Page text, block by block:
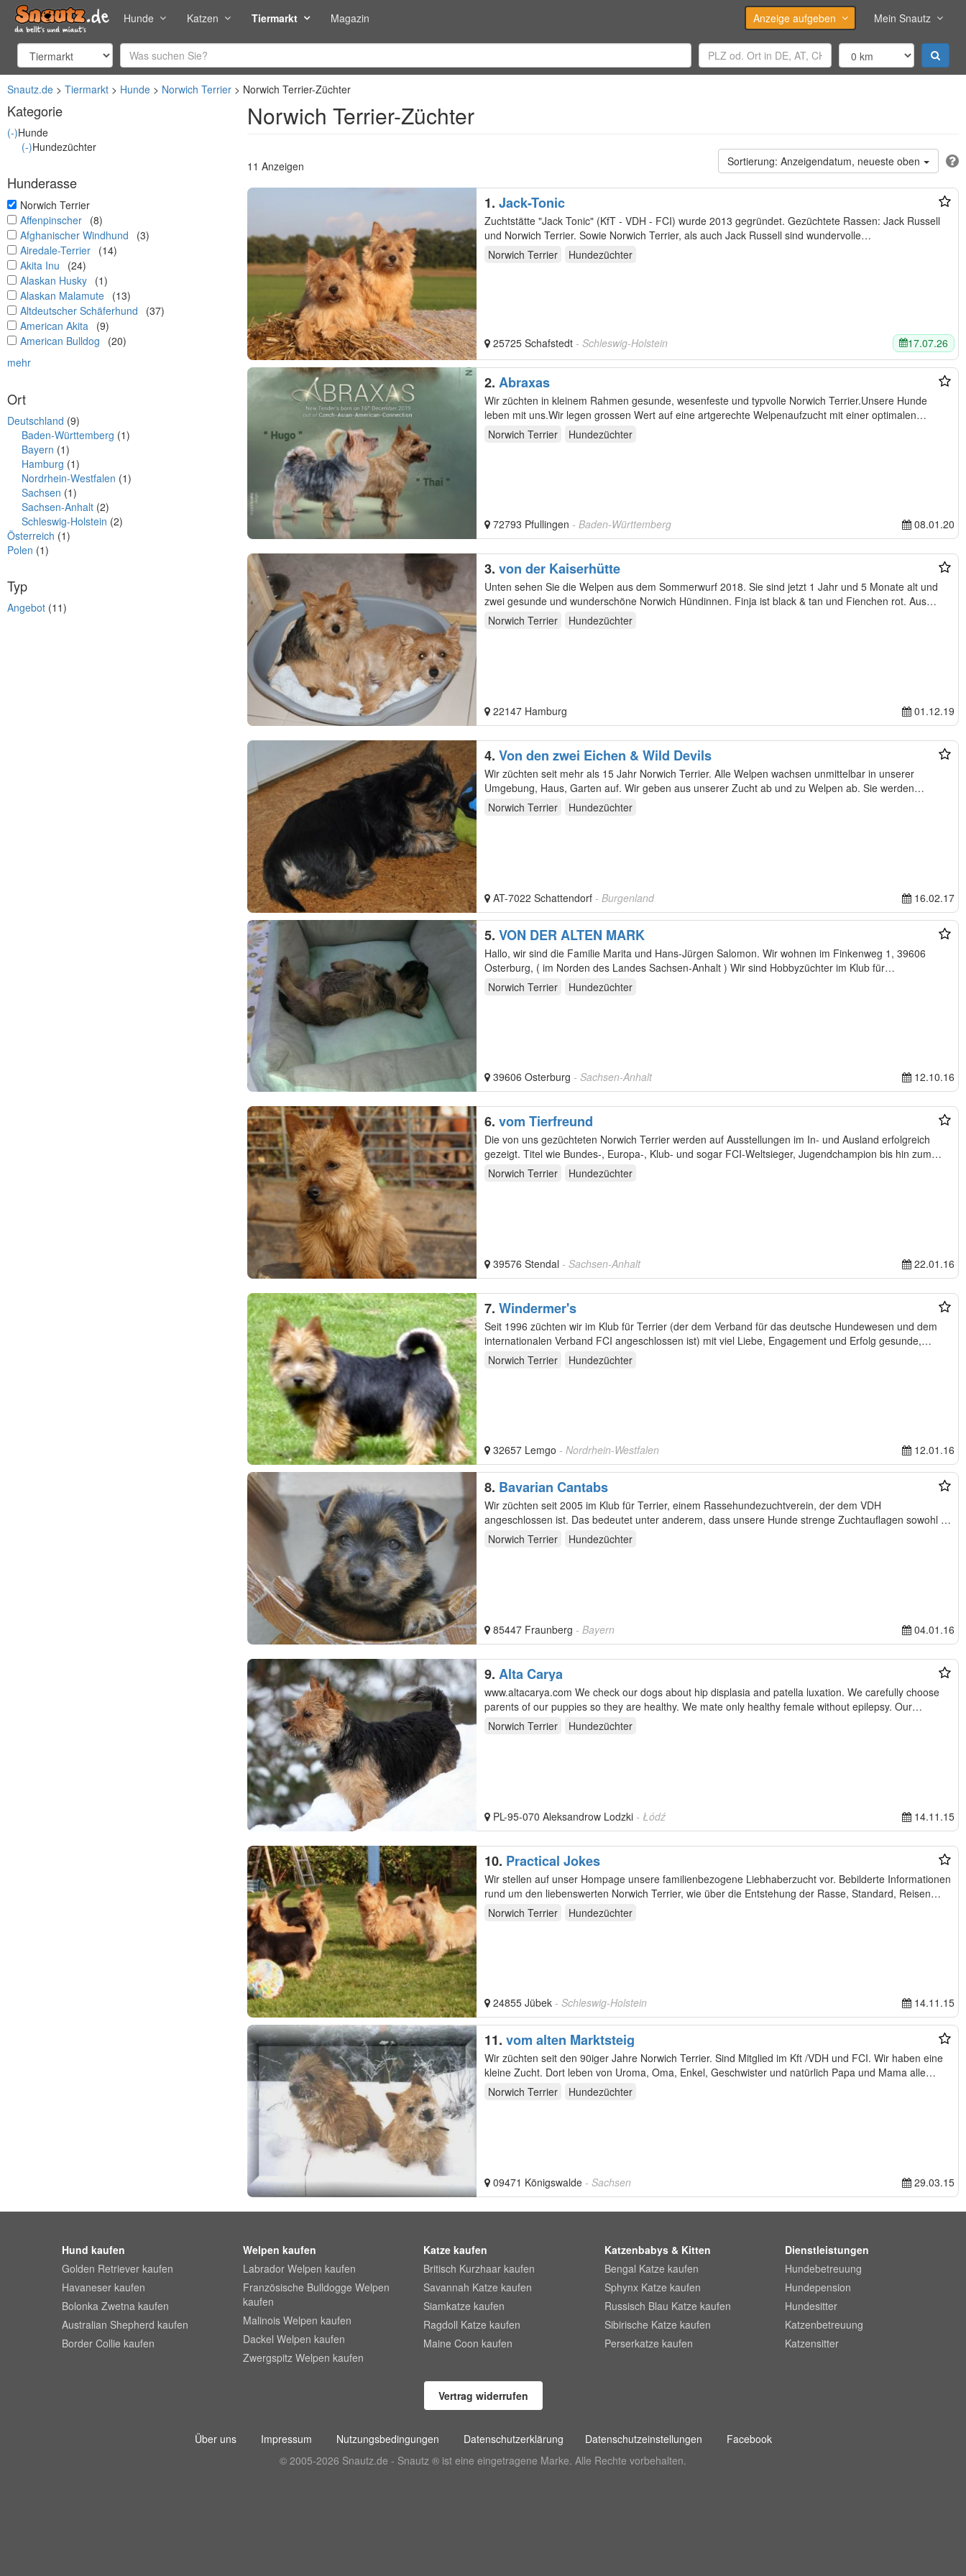
Hunde Katzen Tiermarkt Magazin Anzeige aufgeben Mein Snautz
Snautz.de Tiermarkt Hunde Norwich Terrier Norwich Terrier-Züchter
Kategorie
(-)Hunde
(-)Hundezüchter
Hunderasse
undefined
Norwich Terrier
undefined
Affenpinscher (8)
undefined
Afghanischer Windhund
(3)
undefined
Airedale-Terrier (14)
undefined
Akita Inu
(24)
undefined
Alaskan Husky (1)
undefined
Alaskan Malamute (13)
undefined
Altdeutscher Schäferhund
(37)
undefined
American Akita (9)
undefined
American Bulldog
(20)
mehr
Ort
Deutschland (9)
Baden-Württemberg (1)
Bayern (1)
Hamburg (1)
Nordrhein-Westfalen (1)
Sachsen (1)
Sachsen-Anhalt (2)
Schleswig-Holstein (2)
Österreich (1)
Polen (1)
Typ
Angebot (11)
Norwich Terrier-Züchter
Anzeigendatum, neueste oben
11 Anzeigen
1. Jack-Tonic
Zuchtstätte "Jack Tonic" (KfT - VDH - FCI) wurde 2013 gegründet. Gezüchtete Rassen: Jack Russell
und Norwich Terrier. Sowie Norwich Terrier, als auch Jack Russell sind wundervolle…
Norwich Terrier
Hundezüchter
25725 Schafstedt - Schleswig-Holstein 17.07.26
2. Abraxas
Wir züchten in kleinem Rahmen gesunde, wesenfeste und typvolle Norwich Terrier.Unsere Hunde
leben mit uns.Wir legen grossen Wert auf eine artgerechte Welpenaufzucht mit einer optimalen
Sozialisierung…
Norwich Terrier Hundezüchter
72793 Pfullingen - Baden-Württemberg 08.01.20
3. von der Kaiserhütte
Unten sehen Sie die Welpen aus dem Sommerwurf 2018. Sie sind jetzt 1 Jahr und 5 Monate alt und
zwei gesunde und wunderschöne Norwich Hündinnen. Finja ist black & tan und Fienchen rot. Aus…
Norwich Terrier
Hundezüchter
22147 Hamburg 01.12.19
4. Von den zwei Eichen & Wild Devils
Wir züchten seit mehr als 15 Jahr Norwich Terrier. Alle Welpen wachsen unmittelbar in unserer
Umgebung, Haus, Garten auf. Wir geben aus unserer Zucht ab und zu Welpen ab. Sie werden
komplett mit…
Norwich Terrier Hundezüchter
AT-7022 Schattendorf - Burgenland 16.02.17
5. VON DER ALTEN MARK
Hallo, wir sind die Familie Marita und Hans-Jürgen Salomon. Wir wohnen im Finkenweg 1, 39606
Osterburg, ( im Norden des Landes Sachsen-Anhalt ) Wir sind Hobbyzüchter im Klub für…
Norwich Terrier
Hundezüchter
39606 Osterburg - Sachsen-Anhalt 12.10.16
6. vom Tierfreund
Die von uns gezüchteten Norwich Terrier werden auf Ausstellungen im In- und Ausland erfolgreich
gezeigt. Titel wie Bundes-, Europa-, Klub- und sogar FCI-Weltsieger, Jugendchampion bis hin zum…
Norwich Terrier
Hundezüchter
39576 Stendal - Sachsen-Anhalt 22.01.16
7. Windermer's
Seit 1996 züchten wir im Klub für Terrier (der dem Verband für das deutsche Hundewesen und dem
internationalen Verband FCI angeschlossen ist) mit viel Liebe, Engagement und Erfolg gesunde,
typvolle…
Norwich Terrier Hundezüchter
32657 Lemgo - Nordrhein-Westfalen 12.01.16
8. Bavarian Cantabs
Wir züchten seit 2005 im Klub für Terrier, einem Rassehundezuchtverein, der dem VDH
angeschlossen ist. Das bedeutet unter anderem, dass unsere Hunde strenge Zuchtauflagen sowohl in
Wesen als auch…
Norwich Terrier Hundezüchter
85447 Fraunberg - Bayern 04.01.16
9. Alta Carya
www.altacarya.com We check our dogs about hip displasia and patella luxation. We carefully choose
parents of our puppies so they are healthy. We mate only healthy female without epilepsy. Our…
Norwich Terrier
Hundezüchter
PL-95-070 Aleksandrow Lodzki - Łódź 14.11.15
10. Practical Jokes
Wir stellen auf unser Hompage unsere familienbezogene Liebhaberzucht vor. Bebilderte Informationen
rund um den liebenswerten Norwich Terrier, wie über die Entstehung der Rasse, Standard, Reisen
sowie…
Norwich Terrier Hundezüchter
24855 Jübek - Schleswig-Holstein 14.11.15
11. vom alten Marktsteig
Wir züchten seit den 90iger Jahre Norwich Terrier. Sind Mitglied im Kft /VDH und FCI. Wir haben eine
kleine Zucht. Dort leben von Uroma, Oma, Enkel, Geschwister und natürlich Papa und Mama alle…
Norwich Terrier
Hundezüchter
09471 Königswalde - Sachsen 29.03.15
Hund kaufen
Golden Retriever kaufen
Havaneser kaufen
Bolonka Zwetna kaufen
Australian Shepherd kaufen
Border Collie kaufen
Welpen kaufen
Labrador Welpen kaufen
Französische Bulldogge Welpen
kaufen
Malinois Welpen kaufen
Dackel Welpen kaufen
Zwergspitz Welpen kaufen
Katze kaufen
Britisch Kurzhaar kaufen
Savannah Katze kaufen
Siamkatze kaufen
Ragdoll Katze kaufen
Maine Coon kaufen
Katzenbabys & Kitten
Bengal Katze kaufen
Sphynx Katze kaufen
Russisch Blau Katze kaufen
Sibirische Katze kaufen
Perserkatze kaufen
Dienstleistungen
Hundebetreuung
Hundepension
Hundesitter
Katzenbetreuung
Katzensitter
Vertrag widerrufen
Über uns Impressum Nutzungsbedingungen Datenschutzerklärung Datenschutzeinstellungen
Facebook
© 2005-2026 Snautz.de - Snautz ® ist eine eingetragene Marke. Alle Rechte vorbehalten.